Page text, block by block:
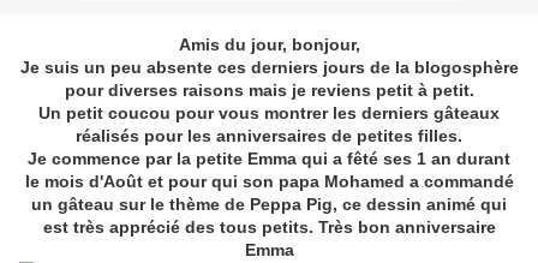
Amis du jour, bonjour,
Je suis un peu absente ces derniers jours de la blogosphère
pour diverses raisons mais je reviens petit à petit.
Un petit coucou pour vous montrer les derniers gâteaux
réalisés pour les anniversaires de petites filles.
Je commence par la petite Emma qui a fêté ses 1 an durant
le mois d'Août et pour qui son papa Mohamed a commandé
un gâteau sur le thème de Peppa Pig, ce dessin animé qui
est très apprécié des tous petits. Très bon anniversaire
Emma